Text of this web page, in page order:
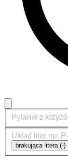
brakująca litera (-)